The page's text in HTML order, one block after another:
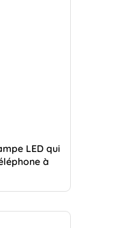
LED qui
à